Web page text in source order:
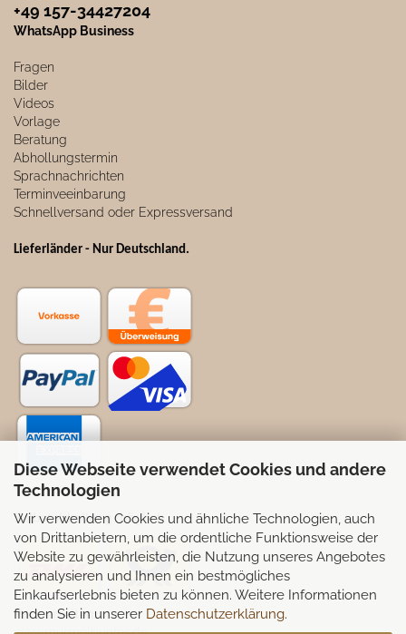
Diese Webseite verwendet Cookies und andere
Technologien
Wir verwenden Cookies und ähnliche Technologien, auch
von Drittanbietern, um die ordentliche Funktionsweise der
Website zu gewährleisten, die Nutzung unseres Angebotes
zu analysieren und Ihnen ein bestmögliches
Einkaufserlebnis bieten zu können. Weitere Informationen
finden Sie in unserer Datenschutzerklärung.
+49 157-34427204​
WhatsApp Business
Fragen
Bilder
Videos
Vorlage
Beratung
Abhollungstermin
Sprachnachrichten
Terminveeinbarung
Schnellversand oder Expressversand
Lieferländer - Nur Deutschland.
Selbstabhollung möglich
Partnerseiten: